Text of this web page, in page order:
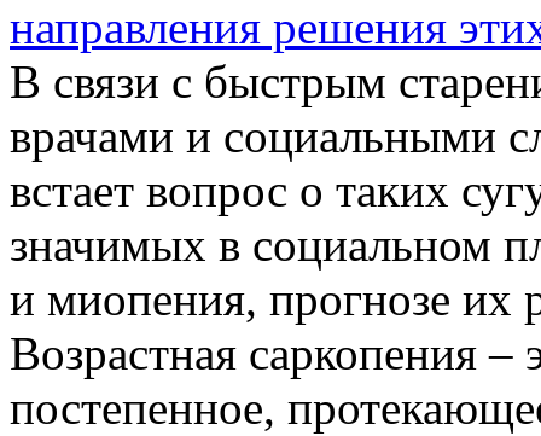
направления решения
В связи с быстрым
врачами и социальными
встает вопрос о таких
значимых в социальном
и миопения, прогнозе их
Возрастная саркопения –
постепенное,